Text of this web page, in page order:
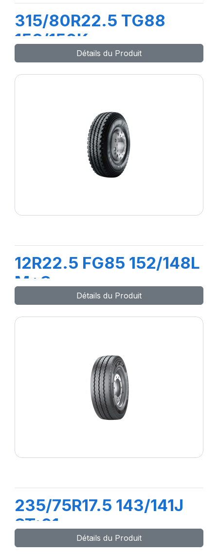
315/80R22.5 TG88
156/150K
Détails du Produit
12R22.5 FG85 152/148L
M+S
Détails du Produit
235/75R17.5 143/141J
ST:01
Détails du Produit